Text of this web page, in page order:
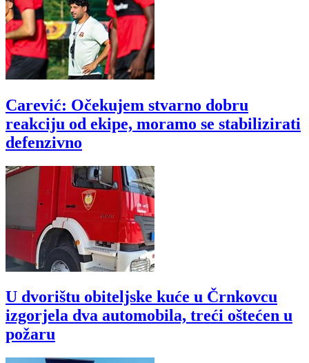
Carević: Očekujem stvarno dobru
reakciju od ekipe, moramo se stabilizirati
defenzivno
U dvorištu obiteljske kuće u Črnkovcu
izgorjela dva automobila, treći oštećen u
požaru